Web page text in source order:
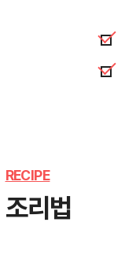
RECIPE
조리법